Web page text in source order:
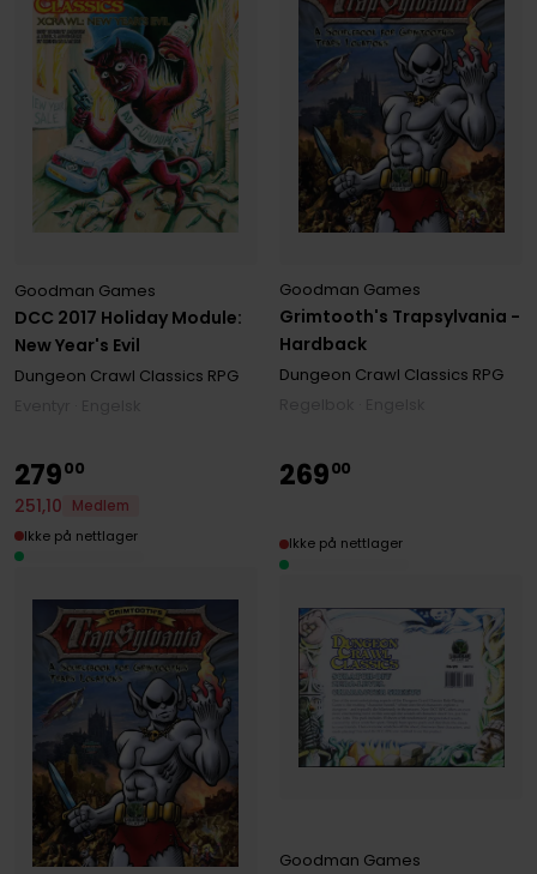
DCC 2017 Holiday Module:
New Year's Evil
Goodman Games
Dungeon Crawl Classics RPG
Grimtooth's Trapsylvania -
Hardback
Goodman Games
Dungeon Crawl Classics RPG
27900
251,10
Medlem
Ikke på nettlager
Goodman Games
26900
Ikke på nettlager